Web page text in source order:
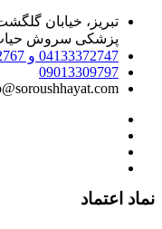
تبریز، خیابان
پزشکی سروش
04133372747 و 04133372767
09013309797
نماد اعتماد